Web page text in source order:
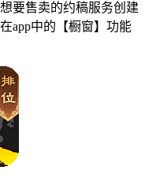
售卖的约稿服务创建
app中的【橱窗】功能